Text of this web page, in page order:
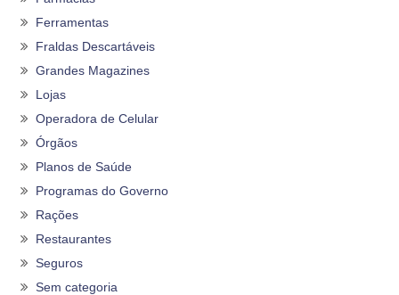
Ferramentas
Fraldas Descartáveis
Grandes Magazines
Lojas
Operadora de Celular
Órgãos
Planos de Saúde
Programas do Governo
Rações
Restaurantes
Seguros
Sem categoria